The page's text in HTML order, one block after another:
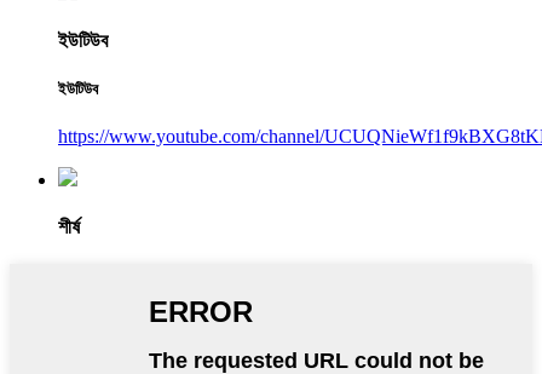
ইউটিউব
ইউটিউব
https://www.youtube.com/channel/
শীর্ষ